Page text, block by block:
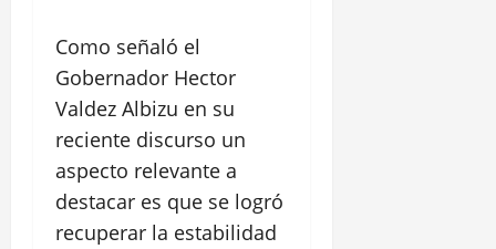
Como señaló el
Gobernador Hector
Valdez Albizu en su
reciente discurso un
aspecto relevante a
destacar es que se logró
recuperar la estabilidad